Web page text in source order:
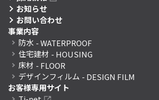
お知らせ
お問い合わせ
事業内容
防水 - WATERPROOF
住宅建材 - HOUSING
床材 - FLOOR
デザインフィルム - DESIGN FILM
お客様専用サイト